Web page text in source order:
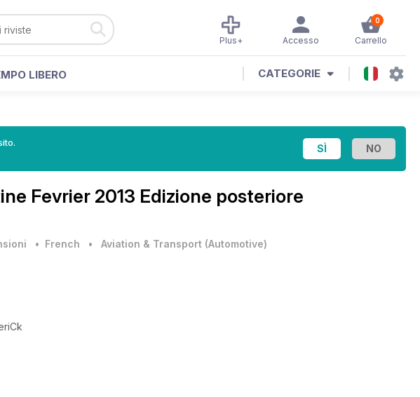
0
Carrello
Accesso
Plus+
LIBERO CATEGORIE
Fevrier 2013 Edizione posteriore
• French • Aviation & Transport (Automotive)